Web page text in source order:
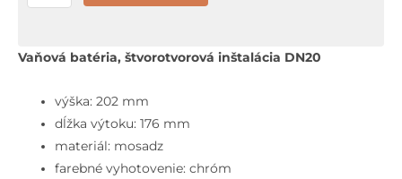
Hansa
Vaňová
otvorová
inštalácia,
chróm
Vaňová batéria, štvorotvorová inštalácia DN20
výška: 202 mm
dĺžka výtoku: 176 mm
materiál: mosadz
farebné vyhotovenie: chróm